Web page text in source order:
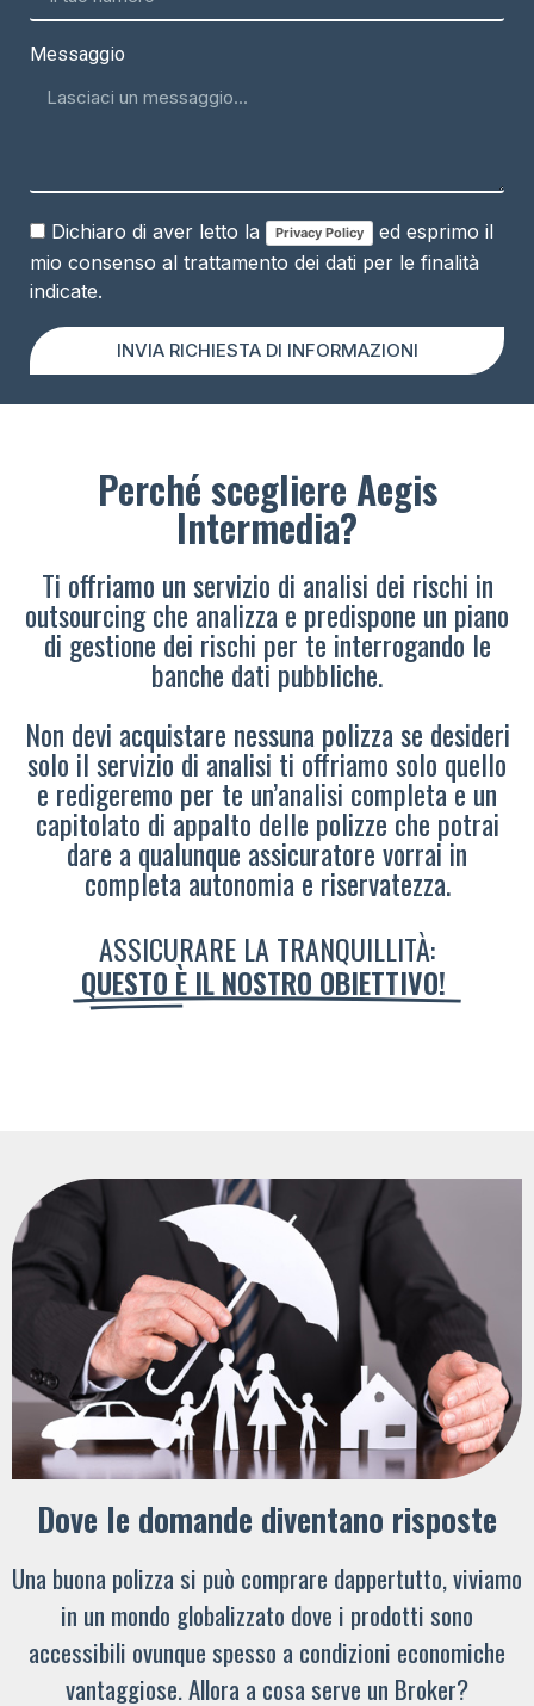
Messaggio
Dichiaro di aver letto la Privacy Policy
ed esprimo il
mio consenso al trattamento dei dati per le finalità
indicate.
INVIA RICHIESTA DI INFORMAZIONI
Perché scegliere Aegis
Intermedia?
Ti offriamo un servizio di analisi dei rischi in
outsourcing che analizza e predispone un piano
di gestione dei rischi per te interrogando le
banche dati pubbliche.
Non devi acquistare nessuna polizza se desideri
solo il servizio di analisi ti offriamo solo quello
e redigeremo per te un’analisi completa e un
capitolato di appalto delle polizze che potrai
dare a qualunque assicuratore vorrai in
completa autonomia e riservatezza.
ASSICURARE LA TRANQUILLITÀ:
QUESTO È IL NOSTRO OBIETTIVO!
Dove le domande diventano risposte
Una buona polizza si può comprare dappertutto, viviamo
in un mondo globalizzato dove i prodotti sono
accessibili ovunque spesso a condizioni economiche
vantaggiose. Allora a cosa serve un Broker?